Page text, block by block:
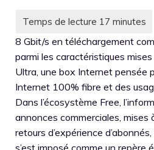
8 Gbit/s en téléchargement
parmi les caractéristiques
Ultra, une box Internet pensée
Internet 100% fibre et des
Dans l’écosystème Free,
annonces commerciales, mises
retours d’expérience
s’est imposé comme un repère